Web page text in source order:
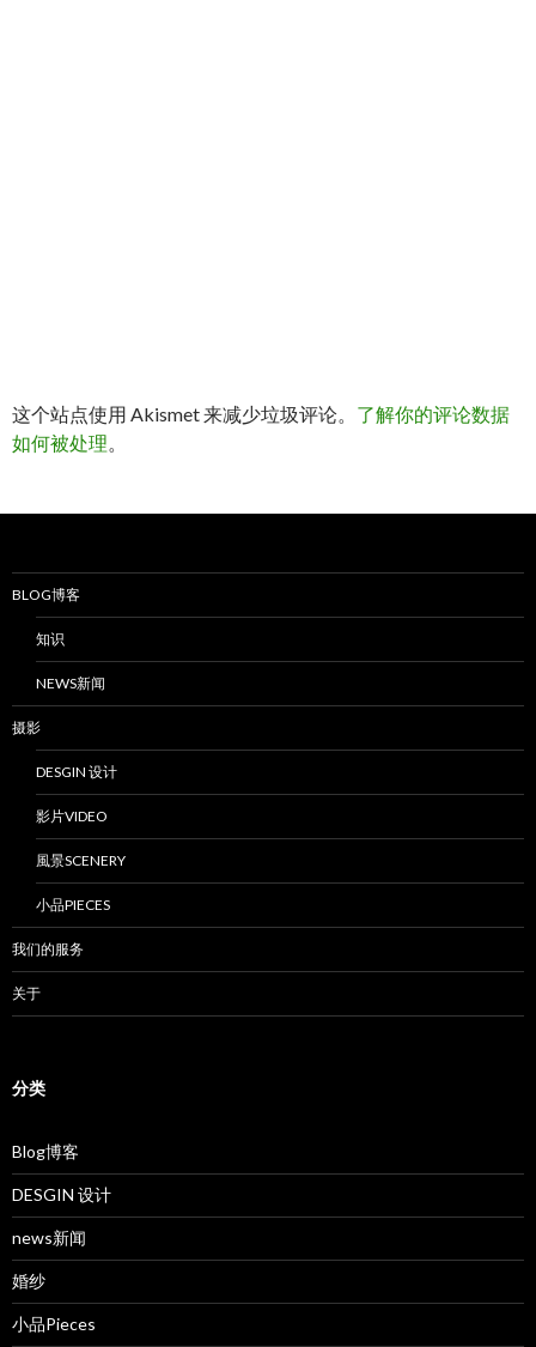
这个站点使用 Akismet 来减少垃圾评论。 了解你的评论数据
如何被处理
BLOG博客
知识
NEWS新闻
摄影
DESGIN 设计
影片VIDEO
風景SCENERY
小品PIECES
我们的服务
关于
分类
Blog博客
DESGIN 设计
news新闻
婚纱
小品Pieces